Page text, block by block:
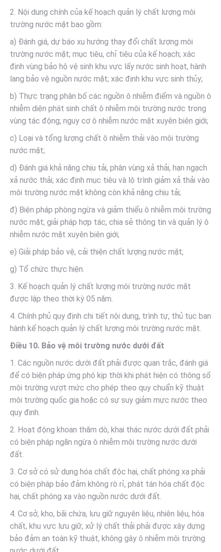
2. Nội dung chính của kế hoạch quản lý chất lượng môi
trường nước mặt bao gồm:
a) Đánh giá, dự báo xu hướng thay đổi chất lượng môi
trường nước mặt; mục tiêu, chỉ tiêu của kế hoạch; xác
định vùng bảo hộ vệ sinh khu vực lấy nước sinh hoạt, hành
lang bảo vệ nguồn nước mặt; xác định khu vực sinh thủy;
b) Thực trạng phân bố các nguồn ô nhiễm điểm và nguồn ô
nhiễm diện phát sinh chất ô nhiễm môi trường nước trong
vùng tác động; nguy cơ ô nhiễm nước mặt xuyên biên giới;
c) Loại và tổng lượng chất ô nhiễm thải vào môi trường
nước mặt;
d) Đánh giá khả năng chịu tải, phân vùng xả thải, hạn ngạch
xả nước thải; xác định mục tiêu và lộ trình giảm xả thải vào
môi trường nước mặt không còn khả năng chịu tải;
đ) Biện pháp phòng ngừa và giảm thiểu ô nhiễm môi trường
nước mặt; giải pháp hợp tác, chia sẻ thông tin và quản lý ô
nhiễm nước mặt xuyên biên giới;
e) Giải pháp bảo vệ, cải thiện chất lượng nước mặt;
g) Tổ chức thực hiện.
3. Kế hoạch quản lý chất lượng môi trường nước mặt
được lập theo thời kỳ 05 năm.
4. Chính phủ quy định chi tiết nội dung, trình tự, thủ tục ban
hành kế hoạch quản lý chất lượng môi trường nước mặt.
Điều 10. Bảo vệ môi trường nước dưới đất
1. Các nguồn nước dưới đất phải được quan trắc, đánh giá
để có biện pháp ứng phó kịp thời khi phát hiện có thông số
môi trường vượt mức cho phép theo quy chuẩn kỹ thuật
môi trường quốc gia hoặc có sự suy giảm mực nước theo
quy định.
2. Hoạt động khoan thăm dò, khai thác nước dưới đất phải
có biện pháp ngăn ngừa ô nhiễm môi trường nước dưới
đất.
3. Cơ sở có sử dụng hóa chất độc hại, chất phóng xạ phải
có biện pháp bảo đảm không rò rỉ, phát tán hóa chất độc
hại, chất phóng xạ vào nguồn nước dưới đất.
4. Cơ sở, kho, bãi chứa, lưu giữ nguyên liệu, nhiên liệu, hóa
chất, khu vực lưu giữ, xử lý chất thải phải được xây dựng
bảo đảm an toàn kỹ thuật, không gây ô nhiễm môi trường